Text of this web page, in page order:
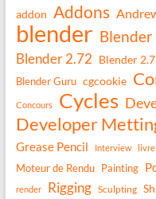
addon Addons
blender Blender
Blender 2.72 Blender
Blender Guru cgcookie
Concours Cycles
Developer
Grease Pencil Interview livre
Moteur de Rendu Painting
render Rigging Sculpting